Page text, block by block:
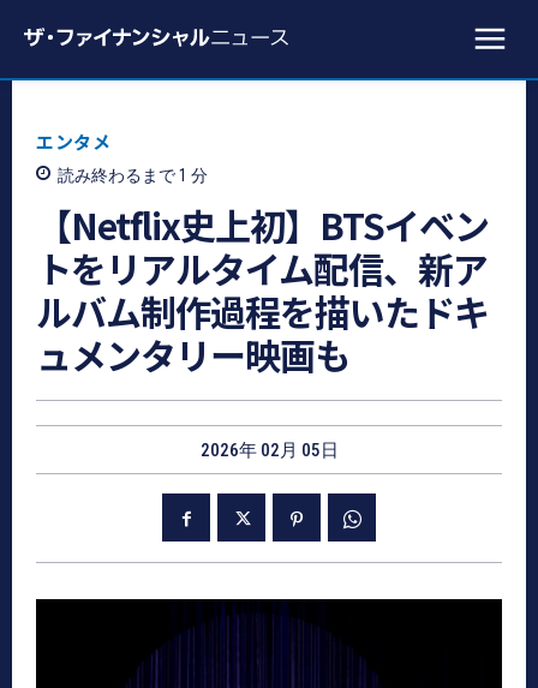
エンタメ
読み終わるまで 1 分
【Netflix史上初】BTSイベン
トをリアルタイム配信、新ア
ルバム制作過程を描いたドキ
ュメンタリー映画も
2026年 02月 05日